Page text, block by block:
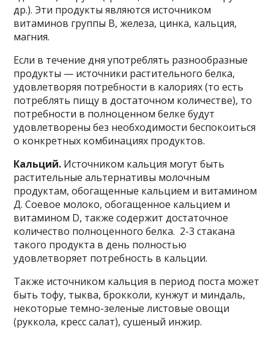
др.). Эти продукты являются источником
витаминов группы В, железа, цинка, кальция,
магния.
Если в течение дня употреблять разнообразные
продукты — источники растительного белка,
удовлетворяя потребности в калориях (то есть
потреблять пищу в достаточном количестве), то
потребности в полноценном белке будут
удовлетворены без необходимости беспокоиться
о конкретных комбинациях продуктов.
Кальций. Источником кальция могут быть
растительные альтернативы молочным
продуктам, обогащенные кальцием и витамином
Д. Соевое молоко, обогащенное кальцием и
витамином D, также содержит достаточное
количество полноценного белка. 2-3 стакана
такого продукта в день полностью
удовлетворяет потребность в кальции.
Также источником кальция в период поста может
быть тофу, тыква, брокколи, кунжут и миндаль,
некоторые темно-зеленые листовые овощи
(руккола, кресс салат), сушеный инжир.